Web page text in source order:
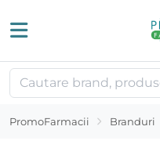
PromoFarmacii Branduri